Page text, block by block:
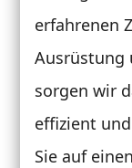
erfahrenen
Ausrüstung
sorgen wir
effizient
Sie auf